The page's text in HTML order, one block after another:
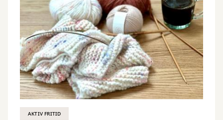
AKTIV FRITID